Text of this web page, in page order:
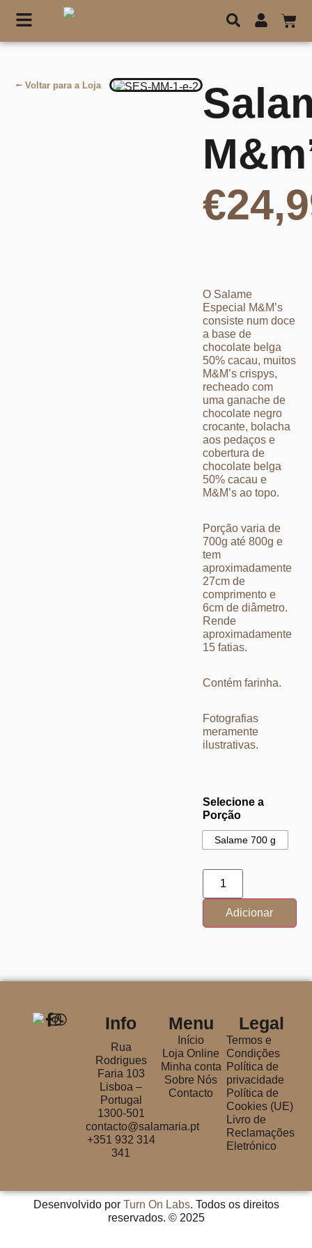
⭠ Voltar para a Loja
€
O Salame
Especial M&M’s
consiste num doce
a base de
chocolate belga
50% cacau, muitos
M&M’s crispys,
recheado com
uma ganache de
chocolate negro
crocante, bolacha
aos pedaços e
cobertura de
chocolate belga
50% cacau e
M&M’s ao topo.
Porção varia de
700g até 800g e
tem
aproximadamente
27cm de
comprimento e
6cm de diâmetro.
Rende
aproximadamente
15 fatias.
Contém farinha.
Fotografias
meramente
ilustrativas.
Selecione a
Porção
Salame 700 g
Adicionar
Info
Rua
Rodrigues
Faria 103
Lisboa –
Portugal
1300-501
contacto@salamaria.pt
+351 932 314
341
Menu
Início
Loja Online
Minha conta
Sobre Nós
Contacto
Legal
Termos e
Condições
Política de
privacidade
Política de
Cookies (UE)
Livro de
Reclamações
Eletrónico
Desenvolvido por Turn On Labs. Todos os direitos
reservados. © 2025